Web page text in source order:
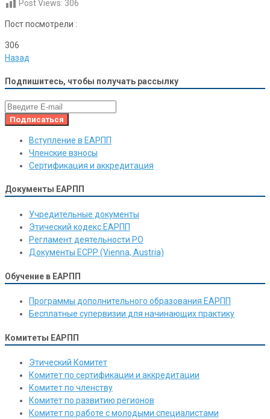
Post Views: 306
Пост посмотрели :
306
Назад
Подпишитесь, чтобы получать рассылку
Вступление в ЕАРПП
Членские взносы
Сертификация и аккредитация
Документы ЕАРПП
Учредительные документы
Этический кодекс ЕАРПП
Регламент деятельности РО
Документы ЕСРР (Vienna, Austria)
Обучение в ЕАРПП
Программы дополнительного образования ЕАРПП
Бесплатные супервизии для начинающих практику
Комитеты ЕАРПП
Этический Комитет
Комитет по сертификации и аккредитации
Комитет по членству
Комитет по развитию регионов
Комитет по работе с молодыми специалистами